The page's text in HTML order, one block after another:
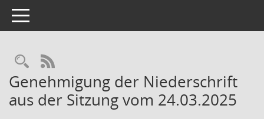
Toggle navigation
Rechercheauswahl
RSS-Feed
Genehmigung der Niederschrift
aus der Sitzung vom 24.03.2025